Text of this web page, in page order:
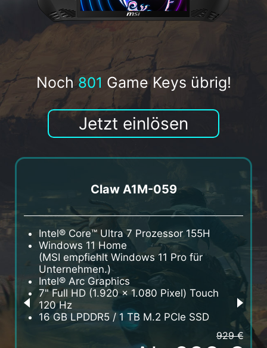
Noch801 Game Keys übrig!
Jetzt einlösen
Claw A1M-059
Intel® Core™ Ultra 7 Prozessor 155H
Windows 11 Home
(MSI empfiehlt Windows 11 Pro für
Unternehmen.)
Intel® Arc Graphics
7" Full HD (1.920 x 1.080 Pixel) Touch
120 Hz
16 GB LPDDR5 / 1 TB M.2 PCIe SSD
929 €